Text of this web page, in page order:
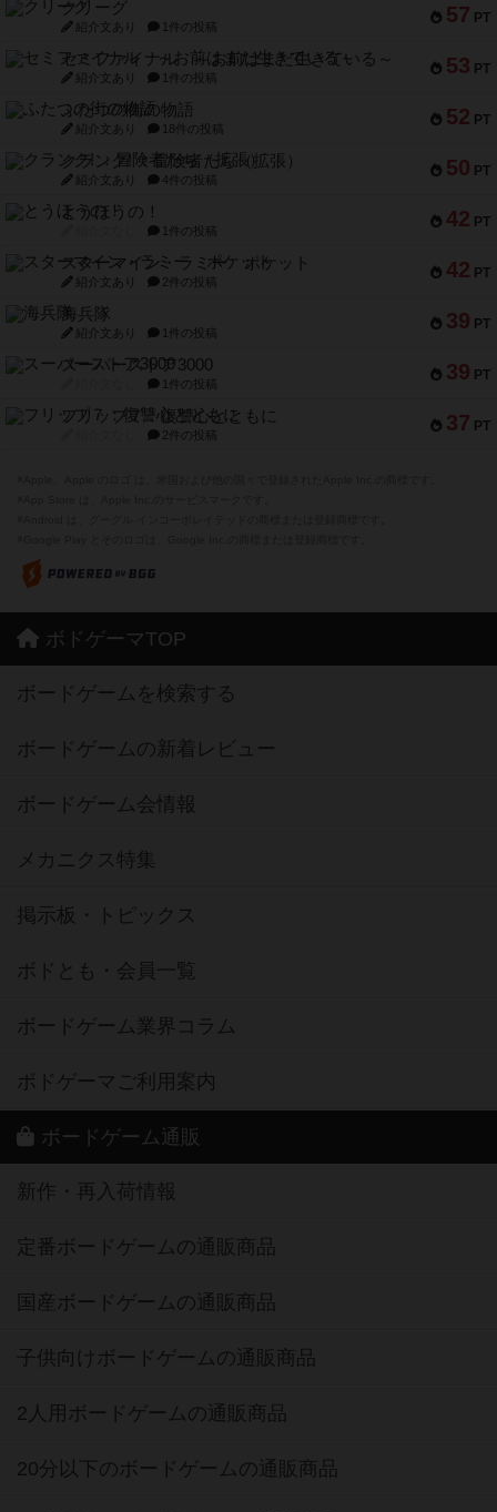
57 PT
クリーグ
紹介文あり 1件の投稿
53 PT
セミファイナル ～お前はまだ生きている～
紹介文あり 1件の投稿
52 PT
ふたつの街の物語
紹介文あり 18件の投稿
50 PT
クランク! ：冒険者たち（拡張）
紹介文あり 4件の投稿
42 PT
とうほうの！
1件の投稿
42 PT
スターマイン・ラミー ポケット
紹介文あり 2件の投稿
39 PT
海兵隊
紹介文あり 1件の投稿
39 PT
スーパーストア3000
1件の投稿
37 PT
フリップ７：復讐心とともに
2件の投稿
ボドゲーマTOP
ボードゲームを検索する
ボードゲームの新着レビュー
ボードゲーム会情報
メカニクス特集
掲示板・トピックス
ボドとも・会員一覧
ボードゲーム業界コラム
ボドゲーマご利用案内
ボードゲーム通販
新作・再入荷情報
定番ボードゲームの通販商品
国産ボードゲームの通販商品
子供向けボードゲームの通販商品
2人用ボードゲームの通販商品
20分以下のボードゲームの通販商品